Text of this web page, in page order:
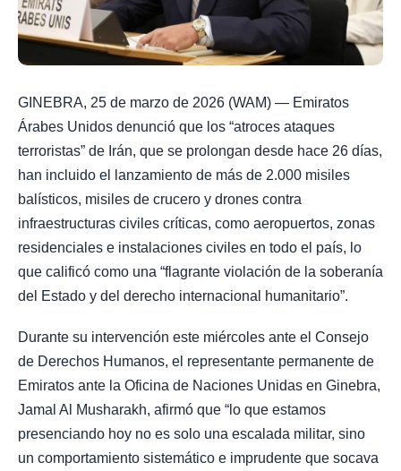
GINEBRA, 25 de marzo de 2026 (WAM) — Emiratos
Árabes Unidos denunció que los “atroces ataques
terroristas” de Irán, que se prolongan desde hace 26 días,
han incluido el lanzamiento de más de 2.000 misiles
balísticos, misiles de crucero y drones contra
infraestructuras civiles críticas, como aeropuertos, zonas
residenciales e instalaciones civiles en todo el país, lo
que calificó como una “flagrante violación de la soberanía
del Estado y del derecho internacional humanitario”.
Durante su intervención este miércoles ante el Consejo
de Derechos Humanos, el representante permanente de
Emiratos ante la Oficina de Naciones Unidas en Ginebra,
Jamal Al Musharakh, afirmó que “lo que estamos
presenciando hoy no es solo una escalada militar, sino
un comportamiento sistemático e imprudente que socava